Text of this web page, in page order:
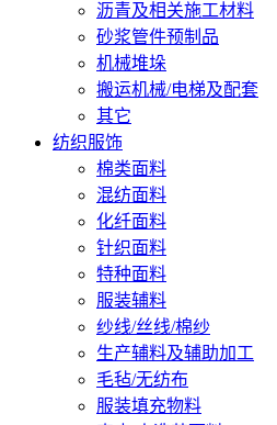
沥青及相关施工材料
砂浆管件预制品
机械堆垛
搬运机械/电梯及配套
其它
纺织服饰
棉类面料
混纺面料
化纤面料
针织面料
特种面料
服装辅料
纱线/丝线/棉纱
生产辅料及辅助加工
毛毡/无纺布
服装填充物料